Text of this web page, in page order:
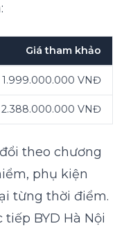
Giá tham khảo
1.999.000.000 VNĐ
2.388.000.000 VNĐ
theo chương
phụ kiện
từng thời điểm.
BYD Hà Nội